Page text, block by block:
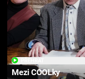
Mezi COOLky